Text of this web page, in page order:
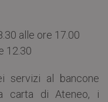
alle ore 17.00
12.30
servizi al bancone
carta di Ateneo, i